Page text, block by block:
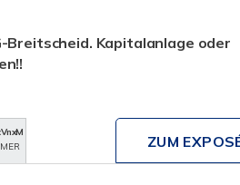
Breitscheid. Kapitalanlage oder
ZUM